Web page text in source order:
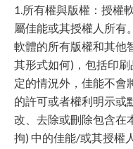
1.所有權與版權：授權
屬佳能或其授權人所有
軟體的所有版權和其他
其形式如何)，包括印
定的情況外，佳能不會
的許可或者權利明示或
改、去除或刪除包含在
拘) 中的佳能/或其授權